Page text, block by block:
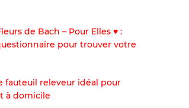
de Bach – Pour Elles ♥ :
pour trouver votre
fauteuil releveur idéal pour
à domicile